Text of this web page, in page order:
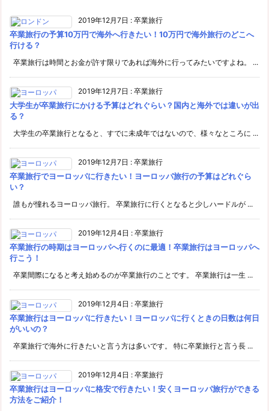
2019年12月7日 : 卒業旅行
卒業旅行の予算10万円で海外へ行きたい！10万円で海外旅行のどこへ
行ける？
卒業旅行は時間とお金が許す限りであれば海外に行ってみたいですよね。 ...
2019年12月7日 : 卒業旅行
大学生が卒業旅行にかける予算はどれぐらい？国内と海外では違いが出
る？
大学生の卒業旅行となると、すでに未成年ではないので、様々なところに ...
2019年12月7日 : 卒業旅行
卒業旅行でヨーロッパに行きたい！ヨーロッパ旅行の予算はどれぐら
い？
誰もが憧れるヨーロッパ旅行。 卒業旅行に行くとなると少しハードルが ...
2019年12月4日 : 卒業旅行
卒業旅行の時期はヨーロッパへ行くのに最適！卒業旅行はヨーロッパへ
行こう！
卒業間際になると考え始めるのが卒業旅行のことです。 卒業旅行は一生 ...
2019年12月4日 : 卒業旅行
卒業旅行はヨーロッパに行きたい！ヨーロッパに行くときの日数は何日
がいいの？
卒業旅行で海外に行きたいと言う方は多いです。 特に卒業旅行と言う長 ...
2019年12月4日 : 卒業旅行
卒業旅行はヨーロッパに格安で行きたい！安くヨーロッパ旅行ができる
方法をご紹介！